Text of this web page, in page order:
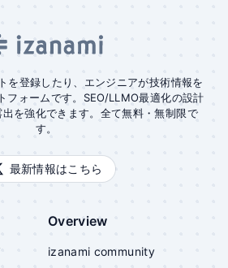
を登録したり、エンジニアが技術情報を
フォームです。SEO/LLMO最適化の設計
を強化できます。全て無料・無制限で
す。
最新情報はこちら
Overview
izanami community